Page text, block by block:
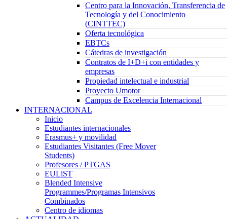
Centro para la Innovación, Transferencia de
Tecnología y del Conocimiento
(CINTTEC)
Oferta tecnológica
EBTCs
Cátedras de investigación
Contratos de I+D+i con entidades y
empresas
Propiedad intelectual e industrial
Proyecto Umotor
Campus de Excelencia Internacional
INTERNACIONAL
Inicio
Estudiantes internacionales
Erasmus+ y movilidad
Estudiantes Visitantes (Free Mover
Students)
Profesores / PTGAS
EULiST
Blended Intensive
Programmes/Programas Intensivos
Combinados
Centro de idiomas